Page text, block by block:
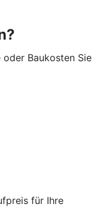
Baukosten Sie
für Ihre